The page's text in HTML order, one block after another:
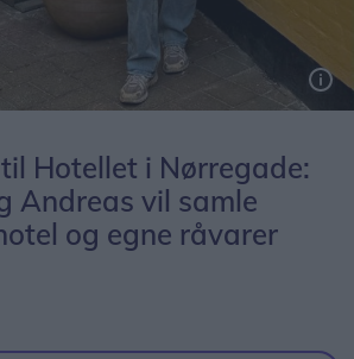
Hotellet i Nørregade:
Andreas vil samle
og egne råvarer